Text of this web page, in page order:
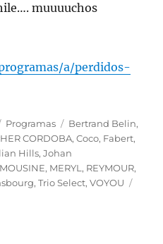
muuuuchos
a/perdidos-
Categories
Programas Tags
Bertrand Belin,
CORDOBA,Coco, Fabert,
Hills,Johan
, MERYL, REYMOUR,
,Trio Select,VOYOU